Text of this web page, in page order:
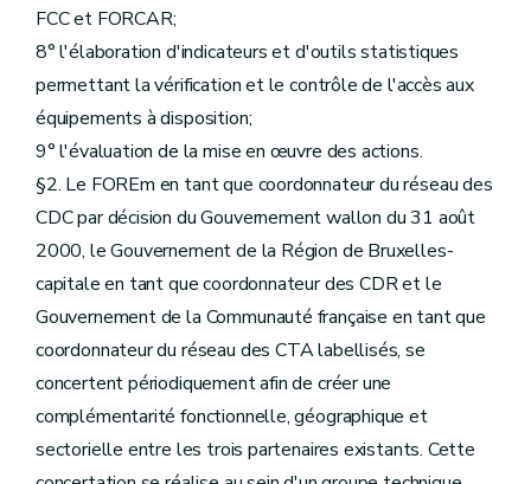
FCC et FORCAR;
8° l'élaboration d'indicateurs et d'outils statistiques
permettant la vérification et le contrôle de l'accès aux
équipements à disposition;
9° l'évaluation de la mise en œuvre des actions.
§2. Le FOREm en tant que coordonnateur du réseau des
CDC par décision du Gouvernement wallon du 31 août
2000, le Gouvernement de la Région de Bruxelles-
capitale en tant que coordonnateur des CDR et le
Gouvernement de la Communauté française en tant que
coordonnateur du réseau des CTA labellisés, se
concertent périodiquement afin de créer une
complémentarité fonctionnelle, géographique et
sectorielle entre les trois partenaires existants. Cette